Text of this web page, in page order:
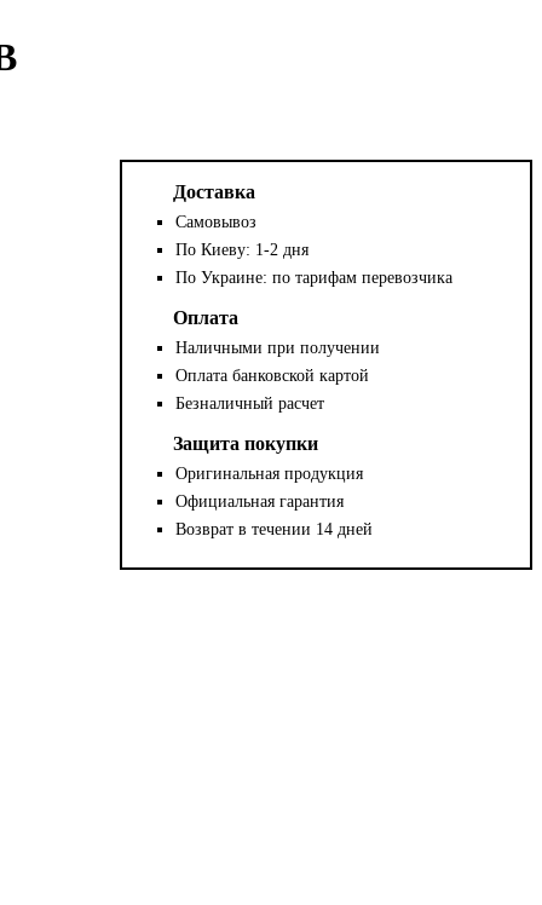
Доставка
Самовывоз
По Киеву: 1-2 дня
По Украине: по тарифам перевозчика
Оплата
Наличными при получении
Оплата банковской картой
Безналичный расчет
Защита покупки
Оригинальная продукция
Официальная гарантия
Возврат в течении 14 дней